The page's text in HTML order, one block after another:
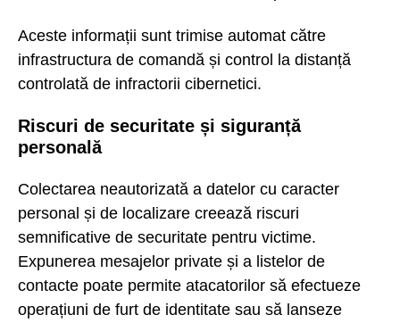
Aceste informații sunt trimise automat către
infrastructura de comandă și control la distanță
controlată de infractorii cibernetici.
Riscuri de securitate și siguranță
personală
Colectarea neautorizată a datelor cu caracter
personal și de localizare creează riscuri
semnificative de securitate pentru victime.
Expunerea mesajelor private și a listelor de
contacte poate permite atacatorilor să efectueze
operațiuni de furt de identitate sau să lanseze